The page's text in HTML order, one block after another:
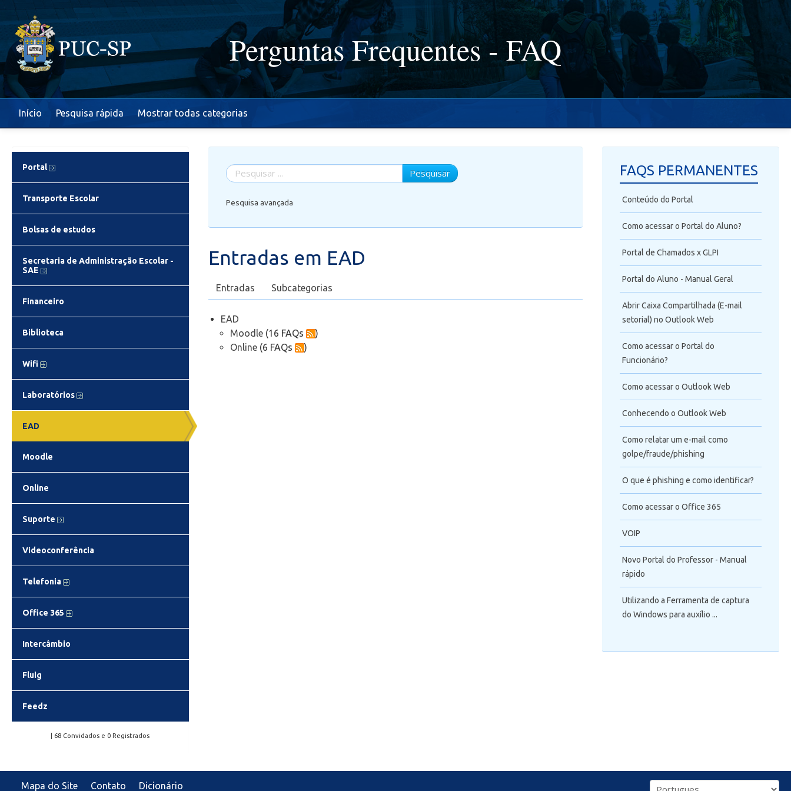
Perguntas Frequentes - FAQ
Início Pesquisa rápida Mostrar todas categorias
Portal
Transporte Escolar
Bolsas de estudos
Secretaria de Administração Escolar -
SAE
Financeiro
Biblioteca
Wifi
Laboratórios
EAD
Moodle
Online
Suporte
Videoconferência
Telefonia
Office 365
Intercâmbio
Fluig
Feedz
| 68 Convidados e 0 Registrados
Pesquisar
Pesquisa avançada
Entradas em EAD
Entradas Subcategorias
EAD
Moodle (16 FAQs
)
Online (6 FAQs )
FAQS PERMANENTES
Conteúdo do Portal
Como acessar o Portal do Aluno?
Portal de Chamados x GLPI
Portal do Aluno - Manual Geral
Abrir Caixa Compartilhada (E-mail
setorial) no Outlook Web
Como acessar o Portal do
Funcionário?
Como acessar o Outlook Web
Conhecendo o Outlook Web
Como relatar um e-mail como
golpe/fraude/phishing
O que é phishing e como identificar?
Como acessar o Office 365
VOIP
Novo Portal do Professor - Manual
rápido
Utilizando a Ferramenta de captura
do Windows para auxílio ...
Mapa do Site Contato Dicionário